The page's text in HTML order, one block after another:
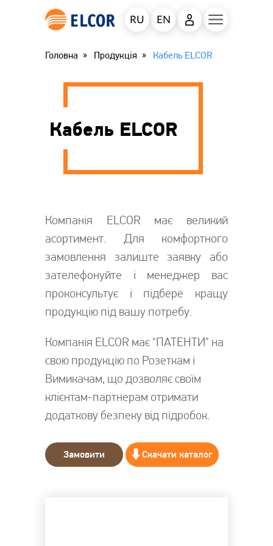
EN
RU
Головна Продукція Кабель ELCOR
Кабель ELCOR
Компанія ELCOR має великий
асортимент. Для комфортного
замовлення залиште заявку або
зателефонуйте і менеджер вас
проконсультує і підбере кращу
продукцію під вашу потребу.
Компанія ELCOR має "ПАТЕНТИ" на
свою продукцію по Розеткам і
Вимикачам, що дозволяє своїм
клієнтам-партнерам отримати
додаткову безпеку від підробок.
Замовити Скачати каталог